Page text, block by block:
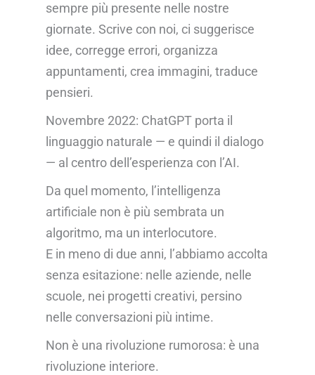
sempre più presente nelle nostre
giornate. Scrive con noi, ci suggerisce
idee, corregge errori, organizza
appuntamenti, crea immagini, traduce
pensieri.
Novembre 2022: ChatGPT porta il
linguaggio naturale — e quindi il dialogo
— al centro dell’esperienza con l’AI.
Da quel momento, l’intelligenza
artificiale non è più sembrata un
algoritmo, ma un interlocutore.
E in meno di due anni, l’abbiamo accolta
senza esitazione: nelle aziende, nelle
scuole, nei progetti creativi, persino
nelle conversazioni più intime.
Non è una rivoluzione rumorosa: è una
rivoluzione interiore.